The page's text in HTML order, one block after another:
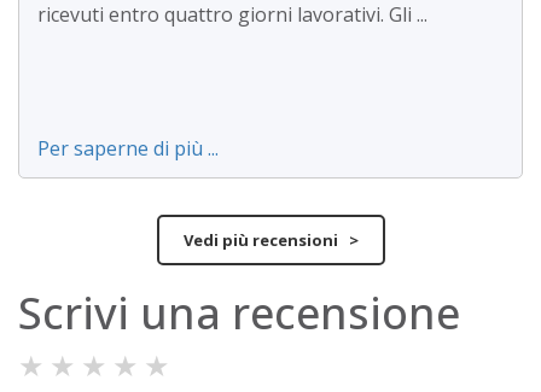
ricevuti entro quattro giorni lavorativi. Gli ...
Per saperne di più ...
Vedi più recensioni >
Scrivi una recensione
★ ★ ★ ★ ★